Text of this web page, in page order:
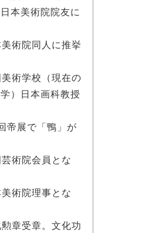
本美術院院友に
術院同人に推挙
術学校（現在の
）日本画科教授
帝展で「鴨」が
術院会員とな
術院理事とな
章受章。文化功